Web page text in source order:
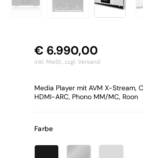
€ 6.990,00
inkl. MwSt.,zzgl. Versand
Media Player mit AVM X-Stream,
HDMI-ARC, Phono MM/MC, Roon
Farbe